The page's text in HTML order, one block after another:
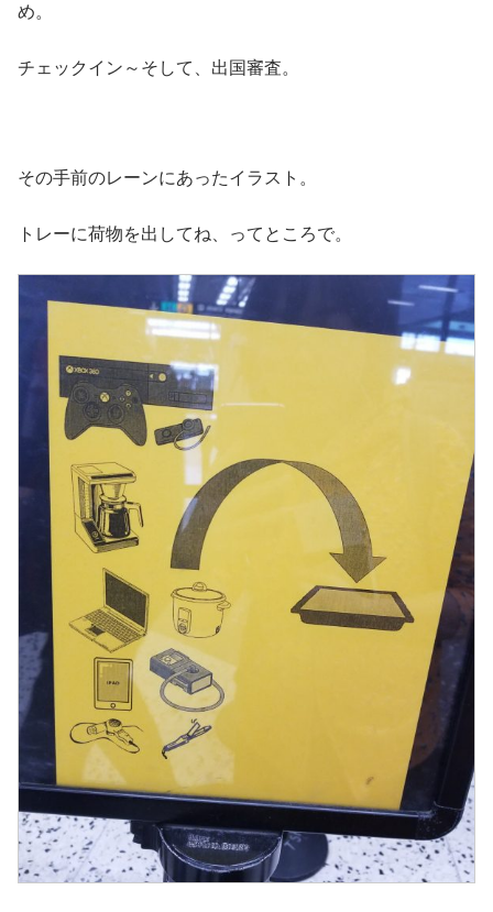
め。
チェックイン～そして、出国審査。
その手前のレーンにあったイラスト。
トレーに荷物を出してね、ってところで。